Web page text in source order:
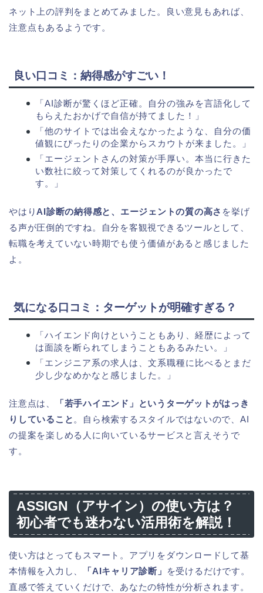
ネット上の評判をまとめてみました。良い意見もあれば、
注意点もあるようです。
良い口コミ：納得感がすごい！
「AI診断が驚くほど正確。自分の強みを言語化して
もらえたおかげで自信が持てました！」
「他のサイトでは出会えなかったような、自分の価
値観にぴったりの企業からスカウトが来ました。」
「エージェントさんの対策が手厚い。本当に行きた
い数社に絞って対策してくれるのが良かったで
す。」
やはり AI診断の納得感と、エージェントの質の高さ を挙げ
る声が圧倒的ですね。自分を客観視できるツールとして、
転職を考えていない時期でも使う価値があると感じました
よ。
気になる口コミ：ターゲットが明確すぎる？
「ハイエンド向けということもあり、経歴によって
は面談を断られてしまうこともあるみたい。」
「エンジニア系の求人は、文系職種に比べるとまだ
少し少なめかなと感じました。」
注意点は、
「若手ハイエンド」というターゲットがはっき
りしていること 。自ら検索するスタイルではないので、AI
の提案を楽しめる人に向いているサービスと言えそうで
す。
ASSIGN（アサイン）の使い方は？
初心者でも迷わない活用術を解説！
使い方はとってもスマート。アプリをダウンロードして基
本情報を入力し、
「AIキャリア診断」
を受けるだけです。
直感で答えていくだけで、あなたの特性が分析されます。